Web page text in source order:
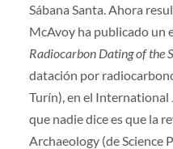
Sábana Santa. Ahora
McAvoy ha publicado un
Radiocarbon Dating of the
datación por
Turín), en el International
que nadie dice es que la
Archaeology (de Science